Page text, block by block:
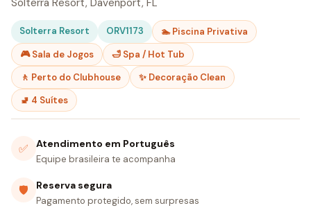
Solterra Resort, Davenport, FL
Solterra Resort ORV1173
🏊 Piscina Privativa
🎮 Sala de Jogos
🛁 Spa / Hot Tub
🚶 Perto do Clubhouse
✨ Decoração Clean
🚽 4 Suítes
✅ Atendimento em Português
Equipe brasileira te acompanha
🛡 Reserva segura
Pagamento protegido, sem surpresas